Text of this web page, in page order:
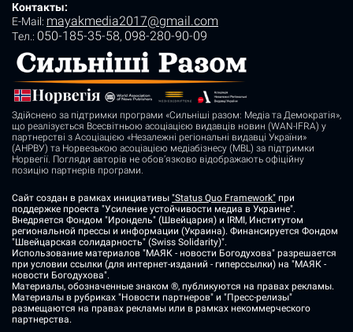
Контакты:
E-Mail: mayakmedia2017@gmail.com
Tел.: 050-185-35-58, 098-280-90-09
Здійснено за підтримки програми «Сильніші разом: Медіа та Демократія»,
що реалізується Всесвітньою асоціацією видавців новин (WAN-IFRA) у
партнерстві з Асоціацією «Незалежні регіональні видавці України»
(АНРВУ) та Норвезькою асоціацією медіабізнесу (MBL) за підтримки
Норвегії. Погляди авторів не обов’язково відображають офіційну
позицію партнерів програми.
Сайт создан в рамках инициативы "Status Quo Framework" при
поддержке проекта "Усиление устойчивости медиа в Украине".
Внедряется Фондом "Ирондель" (Швейцария) и IRMI, Институтом
региональной прессы и информации (Украина). Финансируется Фондом
"Швейцарская солидарность" (Swiss Solidarity)".
Использование материалов "МАЯК - новости Богодухова" разрешается
при условии ссылки (для интернет-изданий - гиперссылки) на "МАЯК -
новости Богодухова".
Материалы, обозначенные знаком ®, публикуются на правах рекламы.
Материалы в рубриках "Новости партнеров" и "Пресс-релизы"
размещаются на правах рекламы или в рамках некоммерческого
партнерства.